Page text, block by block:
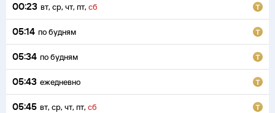
00:23 вт, ср, чт, пт, сб
05:14 по будням
05:34 по будням
05:43 ежедневно
05:45 вт, ср, чт, пт, сб